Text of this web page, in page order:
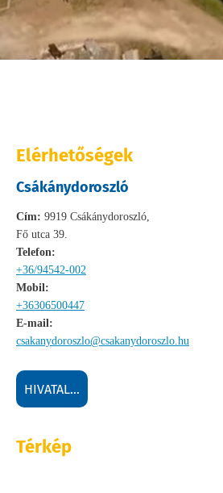
Elérhetőségek
Csákánydoroszló
Cím: 9919 Csákánydoroszló,
Fő utca 39.
Telefon:
+36/94542-002
Mobil:
+36306500447
E-mail:
csakanydoroszlo@csakanydoroszlo.hu
HIVATAL...
Térkép